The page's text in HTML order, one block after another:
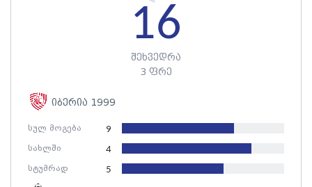
იბერია 1999
სულ მოგება 9
სახლში 4
სტუმრად 5
16
შეხვედრა
3 ფრე